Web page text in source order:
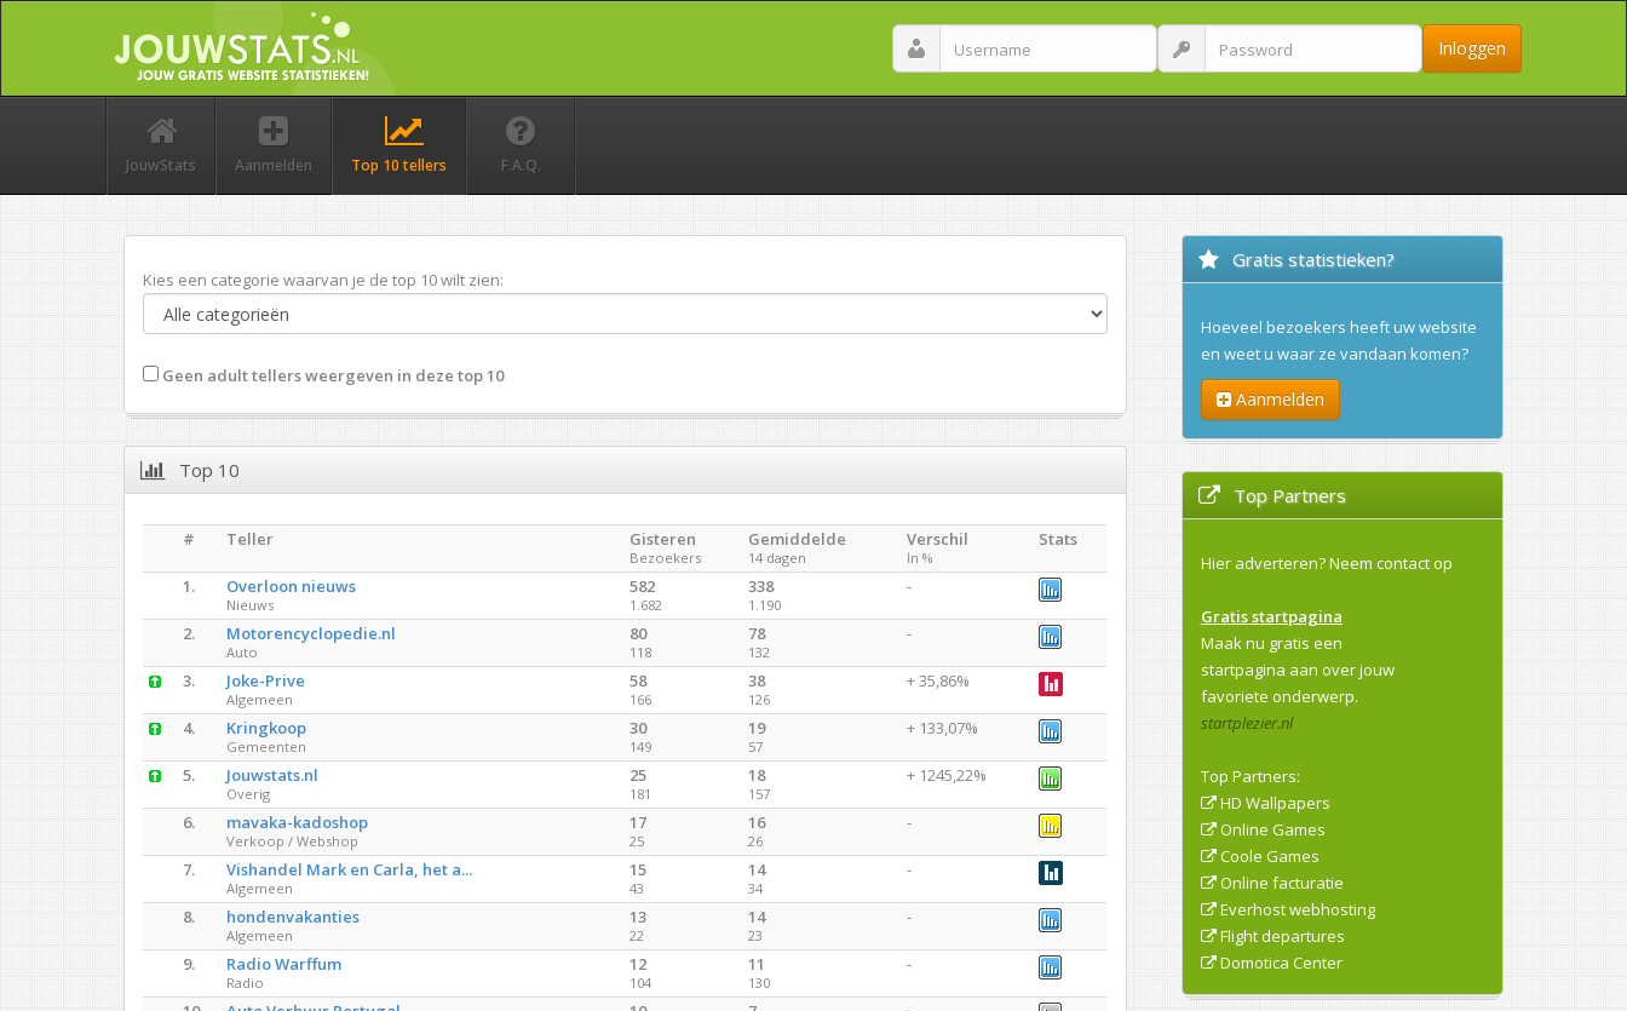
Inloggen
JouwStats Aanmelden Top 10 tellers F.A.Q.
Kies een categorie waarvan je de top 10 wilt zien:
Geen adult tellers weergeven in deze top 10
Top 10
# Teller Gisteren
Bezoekers
Gemiddelde
14 dagen
Verschil
In %
Stats
1. Overloon nieuws
Nieuws
582
1.682
338
1.190
-
2. Motorencyclopedie.nl
Auto
80
118
78
132
-
3. Joke-Prive
Algemeen
58
166
38
126
+ 35,86%
4. Kringkoop
Gemeenten
30
149
19
57
+ 133,07%
5. Jouwstats.nl
Overig
25
181
18
157
+ 1245,22%
6. mavaka-kadoshop
Verkoop / Webshop
17
25
16
26
-
7. Vishandel Mark en Carla, het a...
Algemeen
15
43
14
34
-
8. hondenvakanties
Algemeen
13
22
14
23
-
9. Radio Warffum
Radio
12
104
11
130
-
Gratis statistieken?
Hoeveel bezoekers heeft uw website
en weet u waar ze vandaan komen?
Aanmelden
Top Partners
Hier adverteren?Neem contact op
Gratis startpagina
Maak nu gratis een
startpagina aan over jouw
favoriete onderwerp.
startplezier.nl
Top Partners:
HD Wallpapers
Online Games
Coole Games
Online facturatie
Everhost webhosting
Flight departures
Domotica Center